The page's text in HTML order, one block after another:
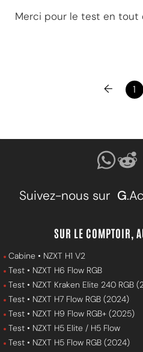
Merci pour le test en tout
← 1
Suivez-nous sur G
SUR LE COMPTOIR,
Cabine • NZXT H1 V2
Test • NZXT H6 Flow RGB
Test • NZXT Kraken Elite 240 RGB
Test • NZXT H7 Flow RGB (2024)
Test • NZXT H9 Flow RGB+ (2025)
Test • NZXT H5 Elite / H5 Flow
Test • NZXT H5 Flow RGB (2024)